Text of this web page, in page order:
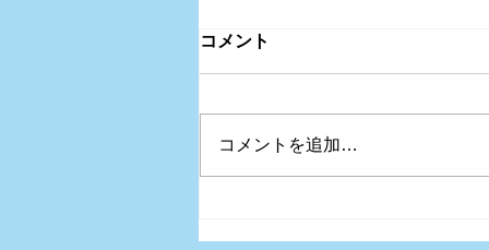
コメント
コメントを追加…